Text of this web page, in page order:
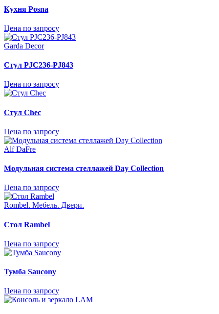
Кухня Posna
Цена по запросу
Garda Decor
Стул PJC236-PJ843
Цена по запросу
Стул Chec
Цена по запросу
Alf DaFre
Модульная система стеллажей Day Collection
Цена по запросу
Rombel. Mебель. Двери.
Стол Rambel
Цена по запросу
Тумба Saucony
Цена по запросу